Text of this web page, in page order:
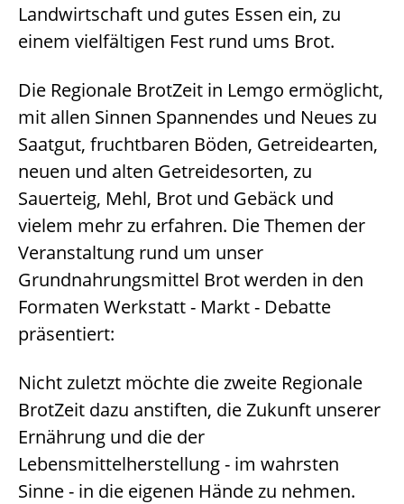
Landwirtschaft und gutes Essen ein, zu
einem vielfältigen Fest rund ums Brot.
Die Regionale BrotZeit in Lemgo ermöglicht,
mit allen Sinnen Spannendes und Neues zu
Saatgut, fruchtbaren Böden, Getreidearten,
neuen und alten Getreidesorten, zu
Sauerteig, Mehl, Brot und Gebäck und
vielem mehr zu erfahren. Die Themen der
Veranstaltung rund um unser
Grundnahrungsmittel Brot werden in den
Formaten Werkstatt - Markt - Debatte
präsentiert:
Nicht zuletzt möchte die zweite Regionale
BrotZeit dazu anstiften, die Zukunft unserer
Ernährung und die der
Lebensmittelherstellung - im wahrsten
Sinne - in die eigenen Hände zu nehmen.